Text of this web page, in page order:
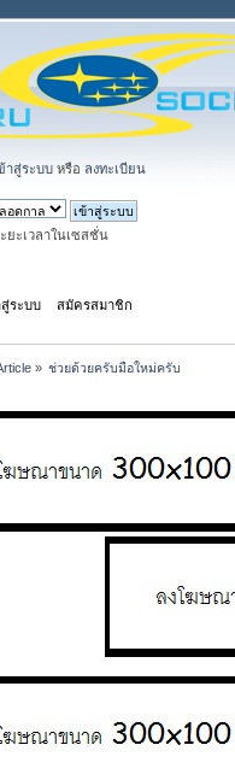
าสู่ระบบ หรือ ลงทะเบียน
ยะเวลาในเซสชั่น
สู่ระบบ สมัครสมาชิก
» ช่วยด้วยครับมือใหม่ครับ